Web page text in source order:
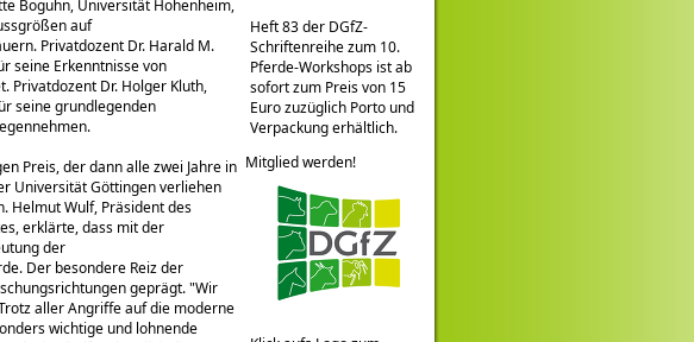
Boguhn, Universität Hohenheim,
auf
Privatdozent Dr. Harald M.
seine Erkenntnisse von
Privatdozent Dr. Holger Kluth,
seine grundlegenden
Preis, der dann alle zwei Jahre in
Universität Göttingen verliehen
Helmut Wulf, Präsident des
erklärte, dass mit der
der
Der besondere Reiz der
geprägt. Wir
aller Angriffe auf die moderne
wichtige und lohnende
Heft 83 der DGfZ-
Schriftenreihe zum 10.
Pferde-Workshops ist ab
sofort zum Preis von 15
Euro zuzüglich Porto und
Verpackung erhältlich.
Mitglied werden!